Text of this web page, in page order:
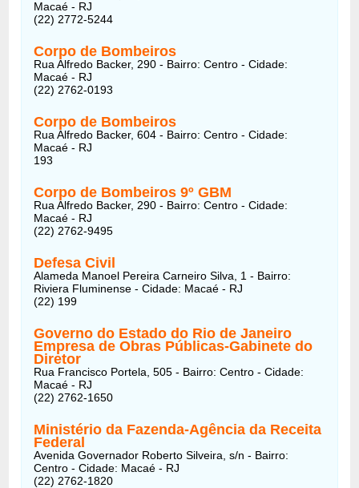
Macaé - RJ
(22) 2772-5244
Corpo de Bombeiros
Rua Alfredo Backer, 290 - Bairro: Centro - Cidade:
Macaé - RJ
(22) 2762-0193
Corpo de Bombeiros
Rua Alfredo Backer, 604 - Bairro: Centro - Cidade:
Macaé - RJ
193
Corpo de Bombeiros 9º GBM
Rua Alfredo Backer, 290 - Bairro: Centro - Cidade:
Macaé - RJ
(22) 2762-9495
Defesa Civil
Alameda Manoel Pereira Carneiro Silva, 1 - Bairro:
Riviera Fluminense - Cidade: Macaé - RJ
(22) 199
Governo do Estado do Rio de Janeiro
Empresa de Obras Públicas-Gabinete do
Diretor
Rua Francisco Portela, 505 - Bairro: Centro - Cidade:
Macaé - RJ
(22) 2762-1650
Ministério da Fazenda-Agência da Receita
Federal
Avenida Governador Roberto Silveira, s/n - Bairro:
Centro - Cidade: Macaé - RJ
(22) 2762-1820